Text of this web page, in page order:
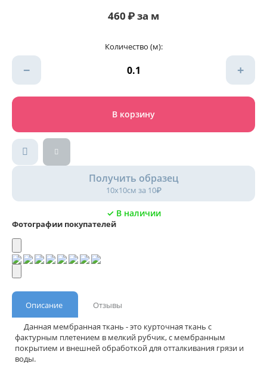
460₽за м
Количество (м):
− +
В корзину
Получить образец
10х10см за 10₽
✓ В наличии
Фотографии покупателей
Описание
Отзывы
Данная мембранная ткань - это курточная ткань с
фактурным плетением в мелкий рубчик, с мембранным
покрытием и внешней обработкой для отталкивания грязи и
воды.